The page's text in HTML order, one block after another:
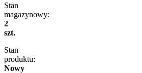
Stan
magazynowy:
2
szt.
Stan
produktu:
Nowy